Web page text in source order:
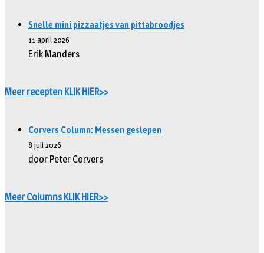
Snelle mini pizzaatjes van pittabroodjes
11 april 2026
Erik Manders
Meer recepten KLIK HIER>>
Corvers Column: Messen geslepen
8 juli 2026
door Peter Corvers
Meer Columns KLIK HIER>>